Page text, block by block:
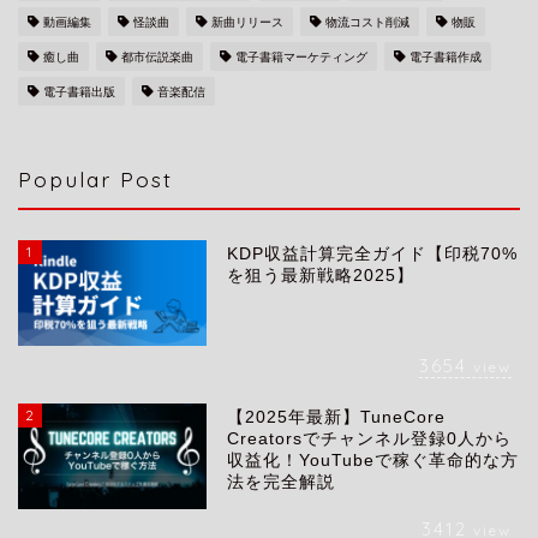
動画編集 怪談曲 新曲リリース 物流コスト削減 物販
癒し曲 都市伝説楽曲 電子書籍マーケティング 電子書籍作成
電子書籍出版 音楽配信
Popular Post
1
KDP収益計算完全ガイド【印税70%
を狙う最新戦略2025】
3654 view
2
【2025年最新】TuneCore
Creatorsでチャンネル登録0人から
収益化！YouTubeで稼ぐ革命的な方
法を完全解説
3412 view
会社概要